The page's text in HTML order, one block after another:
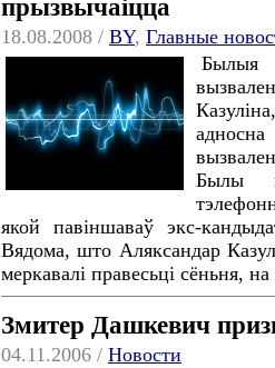
прызвычаіцца
18.08.2008 / BY, Главные
Былыя
адносна
Былы
якой павіншаваў экс-
Вядома, што Аляксандар
меркавалі правесьці сёньня,
Змитер Дашкевич
04.11.2006 / Новости